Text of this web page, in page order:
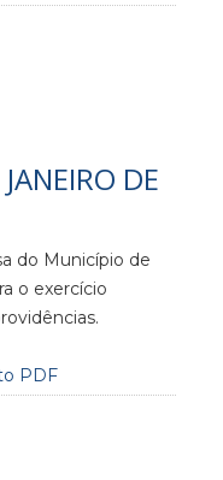
DE
do Município de
o exercício
PDF